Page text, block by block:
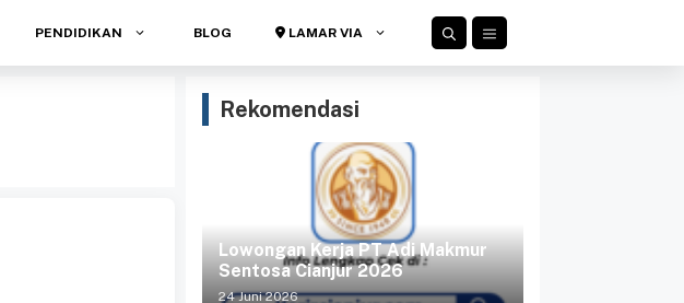
PENDIDIKAN BLOG LAMAR VIA
Rekomendasi
Lowongan Kerja PT Adi Makmur
Sentosa Cianjur 2026
24 Juni 2026